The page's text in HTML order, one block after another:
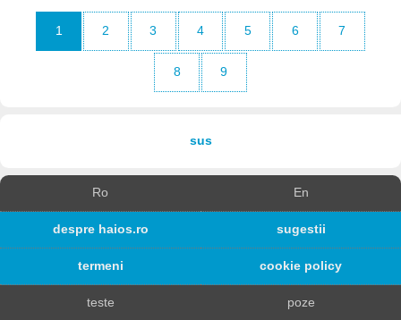
1 2 3 4 5 6 7
8 9
sus
Ro En
despre haios.ro sugestii
termeni cookie policy
teste poze